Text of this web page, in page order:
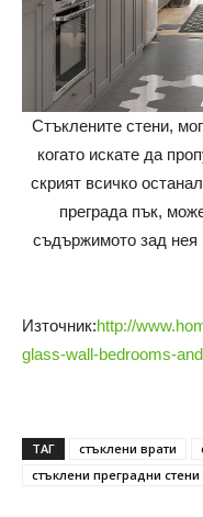
Стъклените стени,
когато искате да
скрият всичко
преграда пък,
съдържимото зад нея
Източник:http://
glass-wall-bedrooms-
ТАГ стъклени врати
стъклени преградни стени